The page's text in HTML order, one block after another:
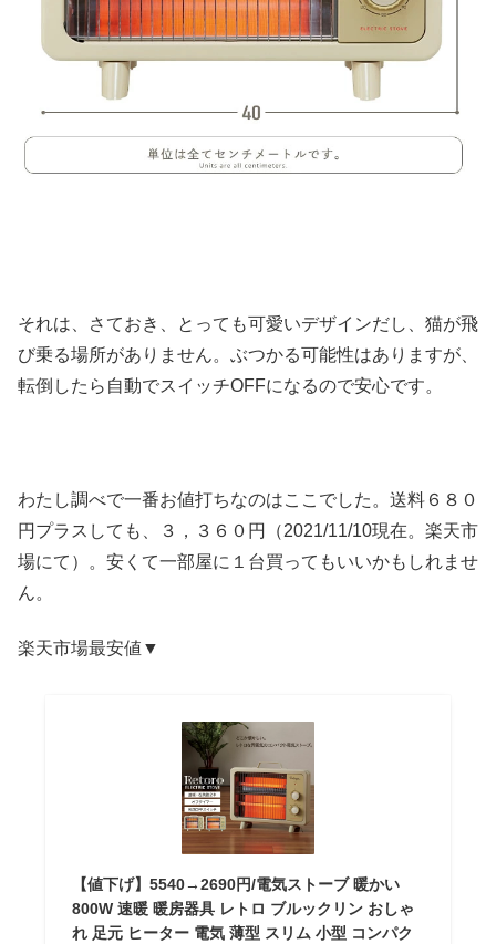
それは、さておき、とっても可愛いデザインだし、猫が飛
び乗る場所がありません。ぶつかる可能性はありますが、
転倒したら自動でスイッチOFFになるので安心です。
わたし調べで一番お値打ちなのはここでした。送料６８０
円プラスしても、３，３６０円（2021/11/10現在。楽天市
場にて）。安くて一部屋に１台買ってもいいかもしれませ
ん。
楽天市場最安値▼
【値下げ】5540→2690円/電気ストーブ 暖かい
800W 速暖 暖房器具 レトロ ブルックリン おしゃ
れ 足元 ヒーター 電気 薄型 スリム 小型 コンパク